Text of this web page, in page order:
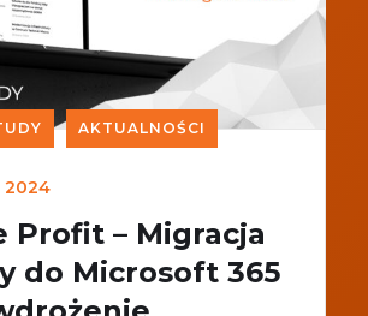
AKTUALNOŚCI
2024
Profit – Migracja
do Microsoft 365